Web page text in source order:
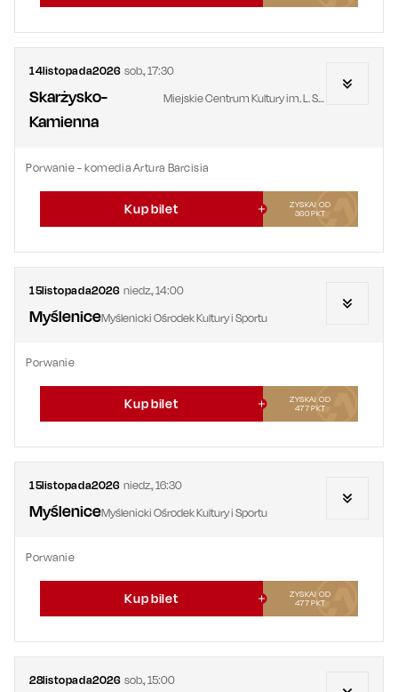
14listopada2026 sob.,17:30
Skarżysko-
Kamienna
Miejskie Centrum Kultury im. L. Staffa
Porwanie - komedia Artura Barcisia
Kup bilet
ZYSKAJ OD
360PKT
15listopada2026 niedz.,14:00
MyśleniceMyślenicki Ośrodek Kultury i Sportu
Porwanie
Kup bilet
ZYSKAJ OD
477PKT
15listopada2026 niedz.,16:30
MyśleniceMyślenicki Ośrodek Kultury i Sportu
Porwanie
Kup bilet
ZYSKAJ OD
477PKT
28listopada2026 sob.,15:00